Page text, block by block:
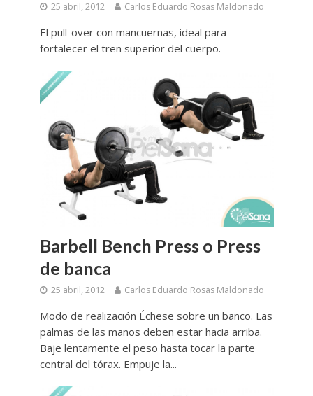
25 abril, 2012 Carlos Eduardo Rosas Maldonado
El pull-over con mancuernas, ideal para
fortalecer el tren superior del cuerpo.
Barbell Bench Press o Press
de banca
25 abril, 2012 Carlos Eduardo Rosas Maldonado
Modo de realización Échese sobre un banco. Las
palmas de las manos deben estar hacia arriba.
Baje lentamente el peso hasta tocar la parte
central del tórax. Empuje la...